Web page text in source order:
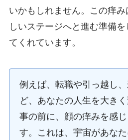
いかもしれません。この痒
しいステージへと進む準備
てくれています。
例えば、転職や引っ越し
ど、あなたの人生を大き
事の前に、顔の痒みを感
す。これは、宇宙があな